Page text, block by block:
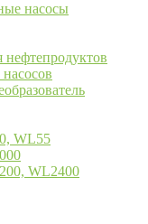
насосы
WL55
WL2400